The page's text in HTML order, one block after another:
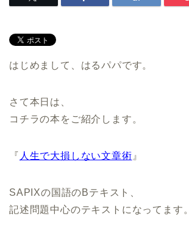
はじめまして、はるパパです。
さて本日は、
コチラの本をご紹介します。
『 人生で大損しない文章術 』
SAPIXの国語のBテキスト、
記述問題中心のテキストになってます。